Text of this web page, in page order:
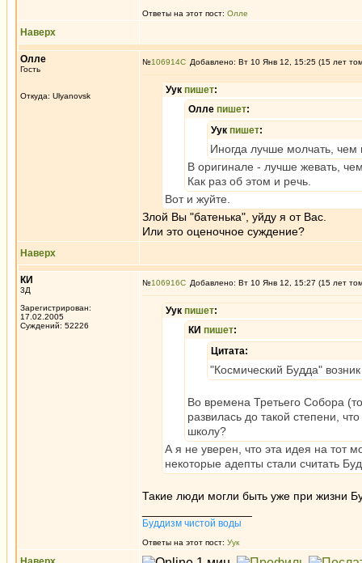
Ответы на этот пост: Олле
Наверх
Олле
Гость
Откуда: Ulyanovsk
№106914 Добавлено: Вт 10 Янв 12, 15:25 (15 лет
Уук пишет:
Олле пишет:
Уук пишет:
Иногда лучше молчать, чем
В оригинале - лучше жевать,
Как раз об этом и речь.
Вот и жуйте.
Злой Вы "батенька", уйду я от Вас.
Или это оценочное суждение?
Наверх
КИ
3Д
Зарегистрирован:
17.02.2005
Суждений: 52226
№106916 Добавлено: Вт 10 Янв 12, 15:27 (15 лет
Уук пишет:
КИ пишет:
Цитата:
"Космический Будда"
Во времена Третьего Собора
развилась до такой степени,
школу?
А я не уверен, что эта идея на тот
некоторые адепты стали считать
Такие люди могли быть уже при жизни
Буддизм чистой воды
Ответы на этот пост: Уук